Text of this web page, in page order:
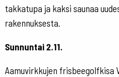
takkatupa ja kaksi saunaa
rakennuksesta.
Sunnuntai 2.11.
Aamuvirkkujen frisbeegolfkisa